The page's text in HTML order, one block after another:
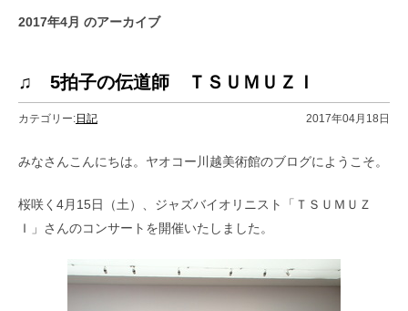
2017年4月 のアーカイブ
♫ 5拍子の伝道師 ＴＳＵＭＵＺＩ
カテゴリー:日記 2017年04月18日
みなさんこんにちは。ヤオコー川越美術館のブログにようこそ。
桜咲く4月15日（土）、ジャズバイオリニスト「ＴＳＵＭＵＺ
Ｉ」さんのコンサートを開催いたしました。